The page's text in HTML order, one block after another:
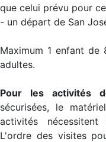
que celui prévu pour
- un départ de San
Maximum 1 enfant
adultes.
Pour les activités
sécurisées, le
activités
L'ordre des visites